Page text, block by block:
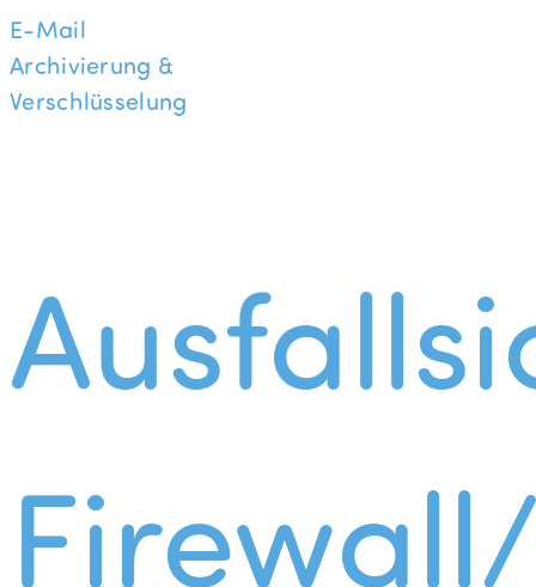
E-Mail
Archivierung &
Verschlüsselung